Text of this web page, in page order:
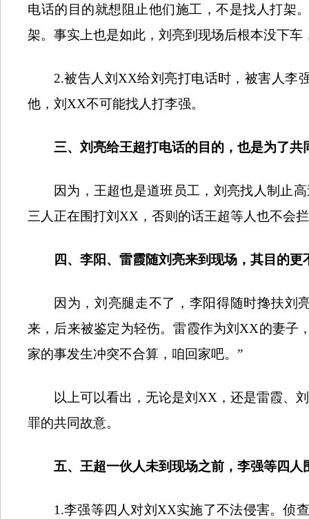
电话的目的就想阻止他们施工，不是找人打架
架。事实上也是如此，刘亮到现场后根本没下
2.被告人刘 XX给刘亮打电话时，被害人李
他，刘 XX不可能找人打李强。
三、刘亮给王超打电话的目的，也是为了共
因为，王超也是道班员工，刘亮找人制止
三人正在围打刘 XX ，否则的话王超等人也不会
四、李阳、雷霞随刘亮来到现场，其目的更
因为，刘亮腿走不了，李阳得随时搀扶刘
来，后来被鉴定为轻伤。雷霞作为刘 XX的妻子
家的事发生冲突不合算，咱回家吧。”
以上可以看出，无论是刘 XX ，还是雷霞、
罪的共同故意。
五、王超一伙人未到现场之前，李强等四 人
1.李强等四人对刘 XX实施了不法侵害。侦